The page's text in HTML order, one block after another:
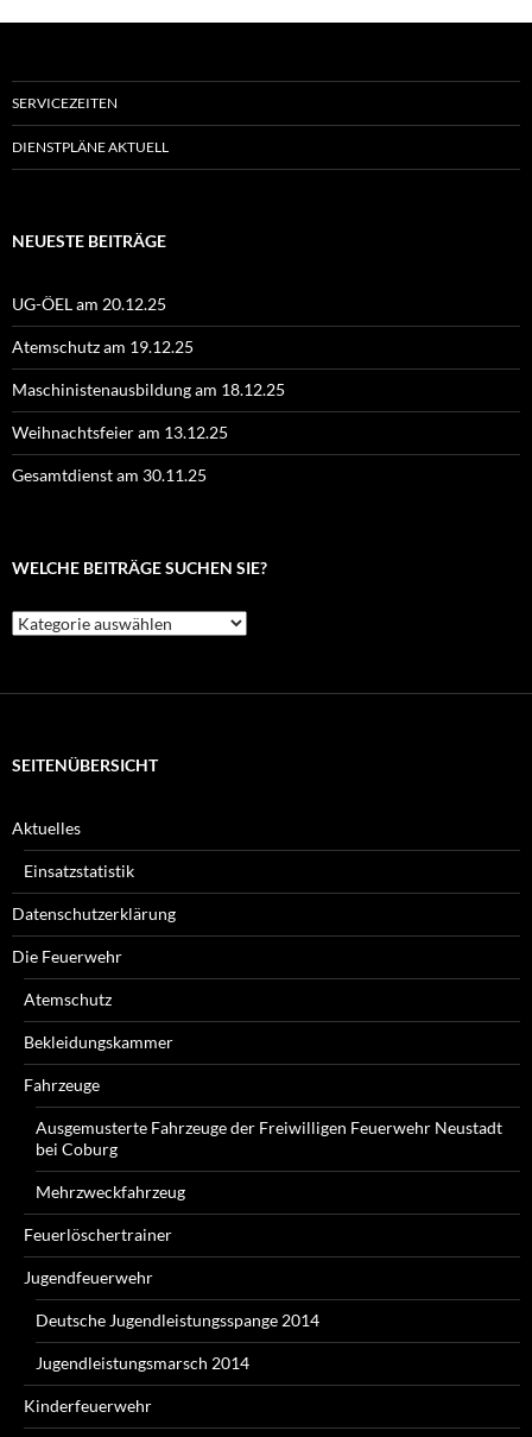
SERVICEZEITEN
DIENSTPLÄNE AKTUELL
NEUESTE BEITRÄGE
UG-ÖEL am 20.12.25
Atemschutz am 19.12.25
Maschinistenausbildung am 18.12.25
Weihnachtsfeier am 13.12.25
Gesamtdienst am 30.11.25
WELCHE BEITRÄGE SUCHEN SIE?
Welche
Beiträge
SEITENÜBERSICHT
Aktuelles
Einsatzstatistik
Datenschutzerklärung
Die Feuerwehr
Atemschutz
Bekleidungskammer
Fahrzeuge
Ausgemusterte Fahrzeuge der Freiwilligen Feuerwehr Neustadt
bei Coburg
Mehrzweckfahrzeug
Feuerlöschertrainer
Jugendfeuerwehr
Deutsche Jugendleistungsspange 2014
Jugendleistungsmarsch 2014
Kinderfeuerwehr